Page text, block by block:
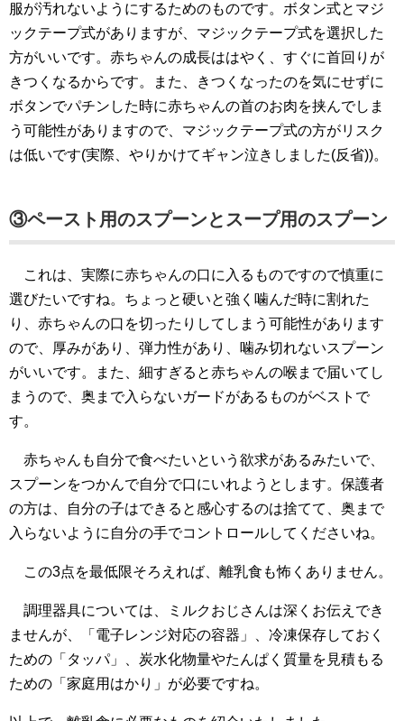
服が汚れないようにするためのものです。ボタン式とマジ
ックテープ式がありますが、マジックテープ式を選択した
方がいいです。赤ちゃんの成長ははやく、すぐに首回りが
きつくなるからです。また、きつくなったのを気にせずに
ボタンでパチンした時に赤ちゃんの首のお肉を挟んでしま
う可能性がありますので、マジックテープ式の方がリスク
は低いです(実際、やりかけてギャン泣きしました(反省))。
③ペースト用のスプーンとスープ用のスプーン
これは、実際に赤ちゃんの口に入るものですので慎重に
選びたいですね。ちょっと硬いと強く噛んだ時に割れた
り、赤ちゃんの口を切ったりしてしまう可能性があります
ので、厚みがあり、弾力性があり、噛み切れないスプーン
がいいです。また、細すぎると赤ちゃんの喉まで届いてし
まうので、奥まで入らないガードがあるものがベストで
す。
赤ちゃんも自分で食べたいという欲求があるみたいで、
スプーンをつかんで自分で口にいれようとします。保護者
の方は、自分の子はできると感心するのは捨てて、奥まで
入らないように自分の手でコントロールしてくださいね。
この3点を最低限そろえれば、離乳食も怖くありません。
調理器具については、ミルクおじさんは深くお伝えでき
ませんが、「電子レンジ対応の容器」、冷凍保存しておく
ための「タッパ」、炭水化物量やたんぱく質量を見積もる
ための「家庭用はかり」が必要ですね。